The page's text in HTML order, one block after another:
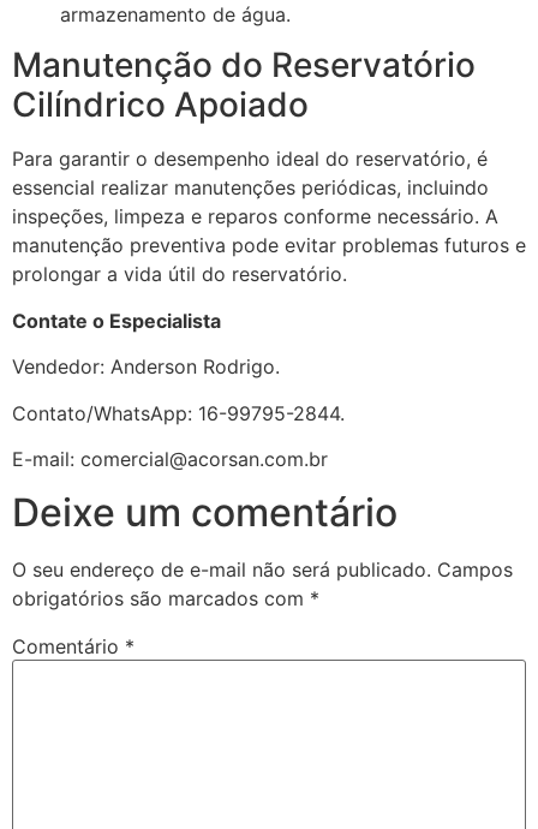
armazenamento de água.
Manutenção do Reservatório
Cilíndrico Apoiado
Para garantir o desempenho ideal do reservatório, é
essencial realizar manutenções periódicas, incluindo
inspeções, limpeza e reparos conforme necessário. A
manutenção preventiva pode evitar problemas futuros e
prolongar a vida útil do reservatório.
Contate o Especialista
Vendedor: Anderson Rodrigo.
Contato/WhatsApp: 16-99795-2844.
E-mail: comercial@acorsan.com.br
Deixe um comentário
O seu endereço de e-mail não será publicado. Campos
obrigatórios são marcados com *
Comentário *